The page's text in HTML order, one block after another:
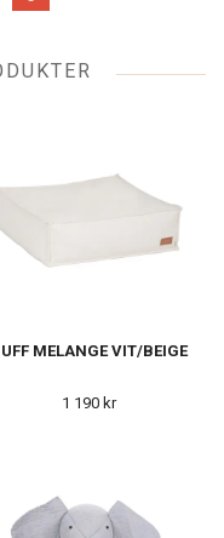
MELANGE VIT/BEIGE
1 190 kr